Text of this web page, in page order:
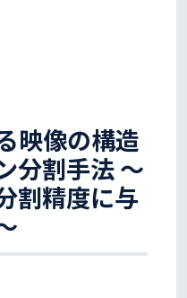
映像の構造
分割手法 ～
割精度に与